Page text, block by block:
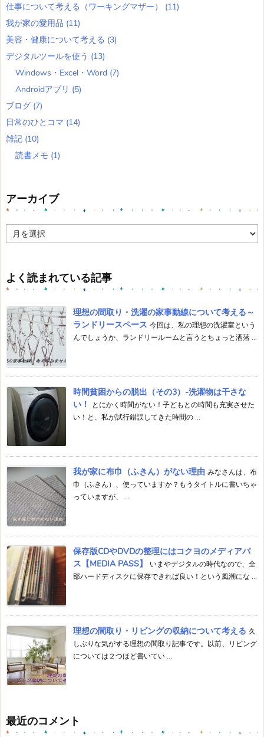
仕事について考える（ワーキングマザー） (11)
我が家の愛用品 (11)
美容・健康について考える (3)
デジタルツールを使う (13)
Windows・Excel・Word (7)
Androidアプリ (5)
ブログ (7)
日常のひとコマ (14)
雑記 (10)
読書メモ (1)
アーカイブ
ー
ブ
よく読まれている記事
理想の間取り・洗濯の家事動線について考える～
ランドリースペース 今回は、私の理想の洗濯室という
んでしょうか、ランドリールームと言うとちょっと洒落 ...
時間貧困からの脱出（その3）-洗濯物は干さな
い！
とにかく時間がない！子どもとの時間も充実させた
い！と、私が試行錯誤してきた時間の ...
我が家に布巾（ふきん）がない理由 みなさんは、布
巾（ふきん）、使っていますか？もうタイトルに書いちゃ
っていますが、 ...
保存版CDやDVDの整理にはコクヨのメディアパ
ス【MEDIA PASS】
いまやデジタルの時代なので、全
部ハードディスクに保存できれば良い！という風潮にな ...
理想の間取り・リビングの収納について考える 久
しぶりな気がする理想の間取り記事です。以前、リビング
については２つほど書いてい ...
最近のコメント